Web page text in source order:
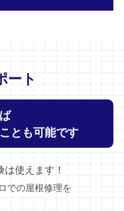
ート
とも可能です
は使えます！
での屋根修理を